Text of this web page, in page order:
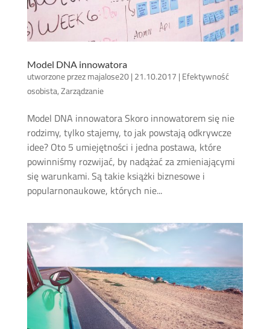
Model DNA innowatora
utworzone przezmajalose20| 21.10.2017 | Efektywność
osobista,Zarządzanie
Model DNA innowatora Skoro innowatorem się nie
rodzimy, tylko stajemy, to jak powstają odkrywcze
idee? Oto 5 umiejętności i jedna postawa, które
powinniśmy rozwijać, by nadążać za zmieniającymi
się warunkami. Są takie książki biznesowe i
popularnonaukowe, których nie...